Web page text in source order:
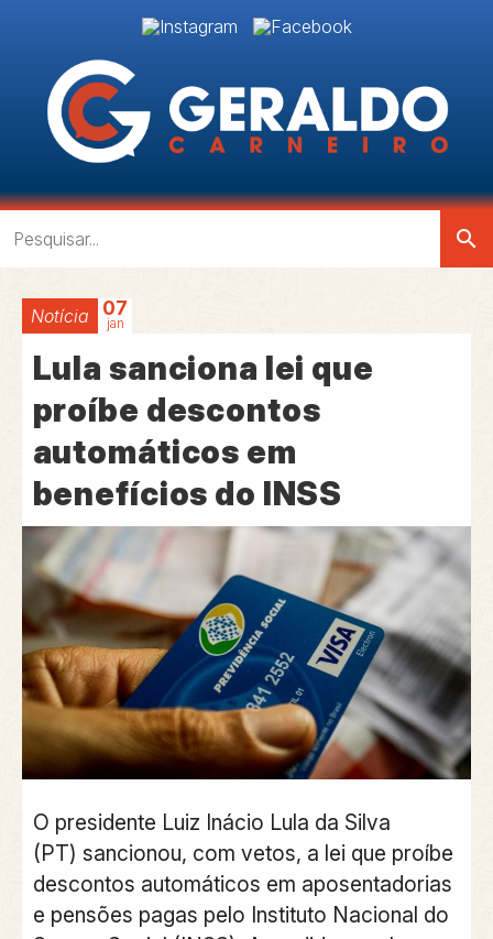
search
Notícia 07
jan
Lula sanciona lei que
proíbe descontos
automáticos em
benefícios do INSS
O presidente Luiz Inácio Lula da Silva
(PT) sancionou, com vetos, a lei que proíbe
descontos automáticos em aposentadorias
e pensões pagas pelo Instituto Nacional do